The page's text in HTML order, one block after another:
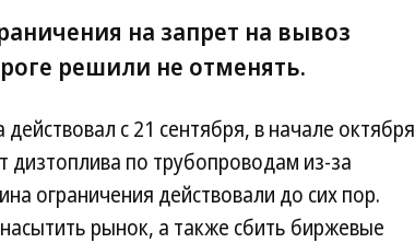
на запрет на вывоз
решили не отменять.
с 21 сентября, в начале октября
дизтоплива по трубопроводам из-за
ограничения действовали до сих пор.
рынок, а также сбить биржевые